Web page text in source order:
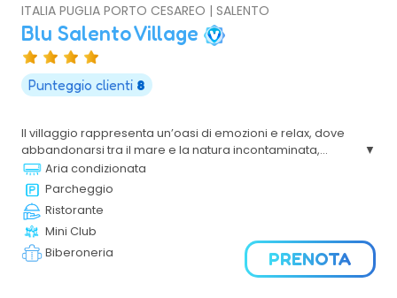
ITALIA PUGLIA PORTO CESAREO | SALENTO
Blu Salento Village
Punteggio clienti 8
Il villaggio rappresenta un’oasi di emozioni e relax, dove
abbandonarsi tra il mare e la natura incontaminata,
godendo della bellezza dei dintorni, tra la storia e le
leggende che avvolgono la costa.
Aria condizionata
Parcheggio
Ristorante
Mini Club
Biberoneria
PRENOTA